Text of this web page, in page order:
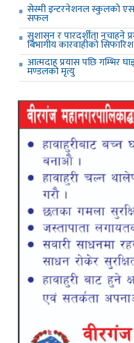
सेस्मी इन्टरनेशनल स्कुलको
सफल
सुशासन र पारदर्शीता नचाहने
बिभागीय कारवाहीको
आत्मदाह प्रयास पछि गम्भिर
मण्डलको मृत्यु